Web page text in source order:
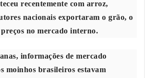
recentemente com arroz,
nacionais exportaram o grão, o
no mercado interno.
informações de mercado
moinhos brasileiros estavam